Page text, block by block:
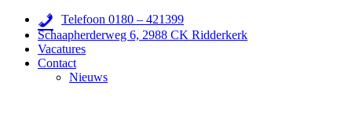
Telefoon 0180 – 421399
Schaapherderweg 6, 2988 CK Ridderkerk
Vacatures
Contact
Nieuws